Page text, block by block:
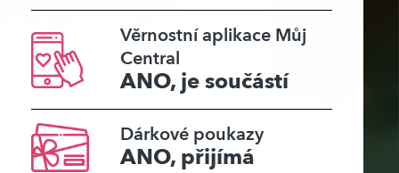
Věrnostní aplikace Můj
Central
ANO, je součástí
Dárkové poukazy
ANO, přijímá